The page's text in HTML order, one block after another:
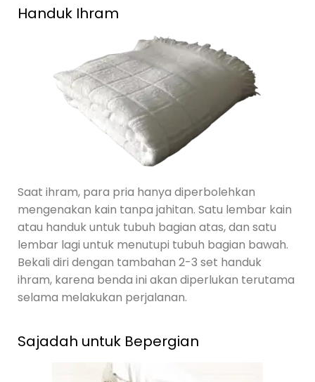
Handuk Ihram
Saat ihram, para pria hanya diperbolehkan
mengenakan kain tanpa jahitan. Satu lembar kain
atau handuk untuk tubuh bagian atas, dan satu
lembar lagi untuk menutupi tubuh bagian bawah.
Bekali diri dengan tambahan 2-3 set handuk
ihram, karena benda ini akan diperlukan terutama
selama melakukan perjalanan.
Sajadah untuk Bepergian